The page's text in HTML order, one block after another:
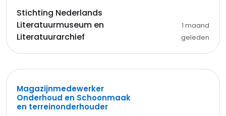
Stichting Nederlands
Literatuurmuseum en
Literatuurarchief
1 maand
geleden
Magazijnmedewerker
Onderhoud en Schoonmaak
en terreinonderhouder